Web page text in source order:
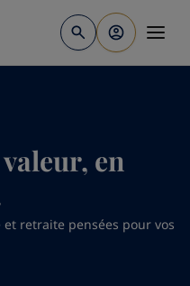
en
et retraite pensées pour vos